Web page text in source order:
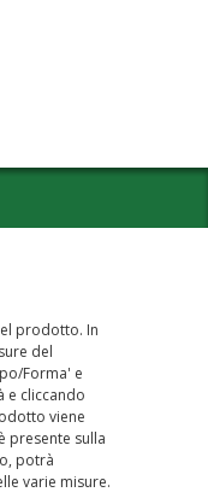
prodotto. In
del
Forma' e
e cliccando
viene
presente sulla
potrà
varie misure.